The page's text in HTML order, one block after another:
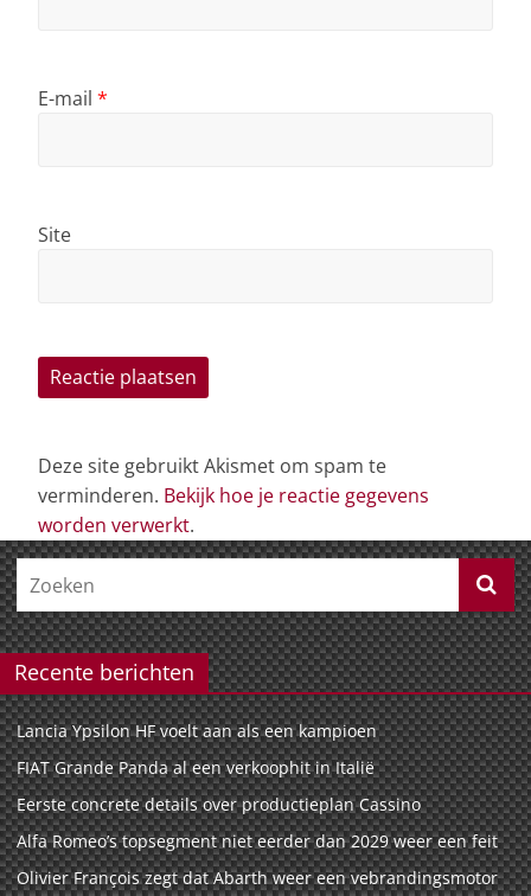
E-mail *
Site
Deze site gebruikt Akismet om spam te
verminderen. Bekijk hoe je reactie gegevens
worden verwerkt.
Recente berichten
Lancia Ypsilon HF voelt aan als een kampioen
FIAT Grande Panda al een verkoophit in Italië
Eerste concrete details over productieplan Cassino
Alfa Romeo’s topsegment niet eerder dan 2029 weer een feit
Olivier François zegt dat Abarth weer een vebrandingsmotor